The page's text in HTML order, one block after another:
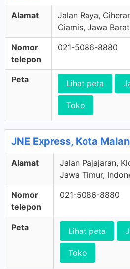
Alamat
Jalan Raya,
Ciamis, Jawa
Nomor
telepon
021-5086-8880
Peta Lihat peta
Toko
JNE Express, Kota
Alamat
Jalan Pajajaran,
Jawa Timur,
Nomor
telepon
021-5086-8880
Peta Lihat peta
Toko